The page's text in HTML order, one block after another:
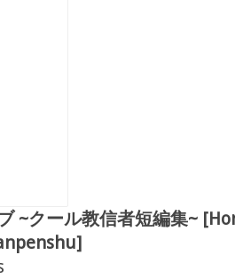
~クール教信者短編集~